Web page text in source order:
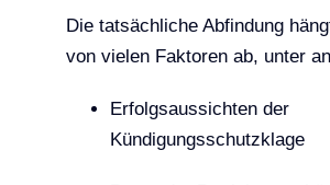
Die tatsächliche Abfindung
von vielen Faktoren ab, unter
Erfolgsaussichten der
Kündigungsschutzklage